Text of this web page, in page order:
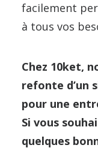
facilement
à tous vos
Chez 10ket,
refonte d’un
pour une
Si vous
quelques